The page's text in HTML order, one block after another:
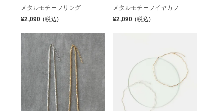
メタルモチーフリング
¥2,090 (税込)
メタルモチーフイヤカフ
¥2,090 (税込)